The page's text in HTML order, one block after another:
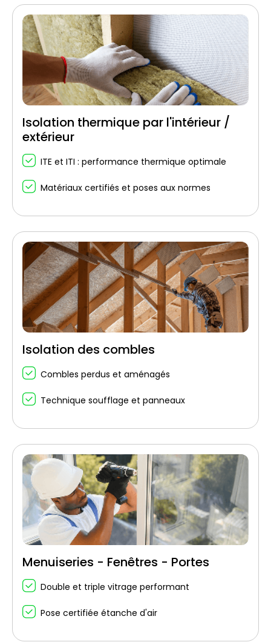
Isolation thermique par l'intérieur /
extérieur
ITE et ITI : performance thermique optimale
Matériaux certifiés et poses aux normes
Isolation des combles
Combles perdus et aménagés
Technique soufflage et panneaux
Menuiseries - Fenêtres - Portes
Double et triple vitrage performant
Pose certifiée étanche d'air